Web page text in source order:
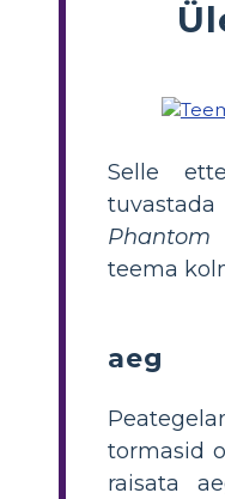
Selle
Phantom
teema
aeg
tormasid
raisata